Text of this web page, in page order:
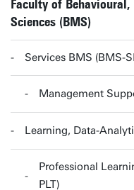
Faculty of
Sciences (BMS)
Services BMS (BMS-
Management
Learning, Data-
Professional
PLT)